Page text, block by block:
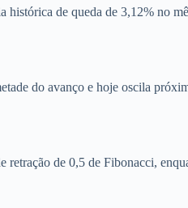
de queda de 3,12% no
do avanço e hoje oscila
de 0,5 de Fibonacci,